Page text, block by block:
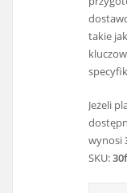
takie
Jeżeli
wynosi
SKU: